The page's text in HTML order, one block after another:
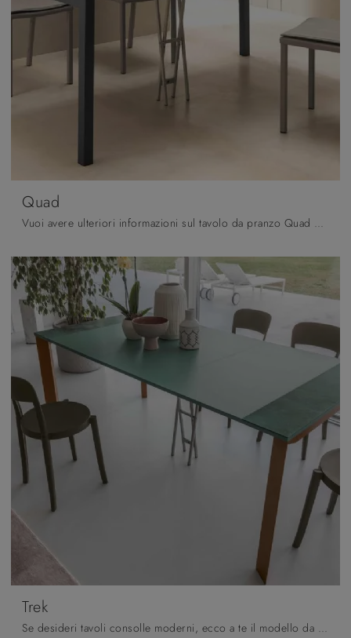
Quad
Vuoi avere ulteriori informazioni sul tavolo da pranzo Quad di Altacom? Clicca e scopri di più sui modelli consolle del brand.
Trek
Se desideri tavoli consolle moderni, ecco a te il modello da pranzo in ceramica Trek dell'azienda Altacom.